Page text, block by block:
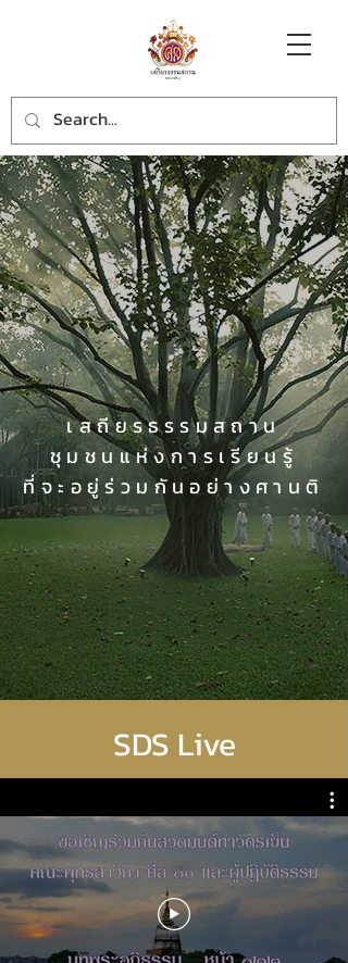
เสถียรธรรมสถาน
ชุมชนแห่งการเรียนรู้
ที่จะอยู่ร่วมกันอย่างศานติ
SDS Live